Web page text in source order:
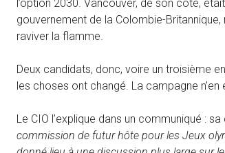
l’option 2030. Vancouver, de son côté,
gouvernement de la Colombie-
raviver la flamme.
Deux candidats, donc, voire un troisième
les choses ont changé. La campagne
Le CIO l’explique dans un communiqué :
commission de futur hôte pour les Jeux